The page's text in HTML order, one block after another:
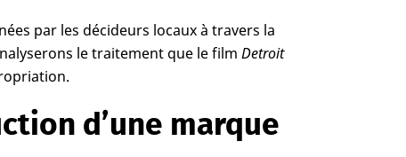
par les décideurs locaux à travers la
le traitement que le film Detroit
d’une marque